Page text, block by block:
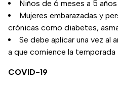
Niños de 6 meses a 5 años
Mujeres embarazadas y
crónicas como diabetes,
Se debe aplicar una vez al
a que comience la temporada
COVID-19